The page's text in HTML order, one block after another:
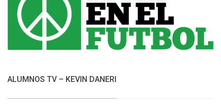
ALUMNOS TV – KEVIN DANERI